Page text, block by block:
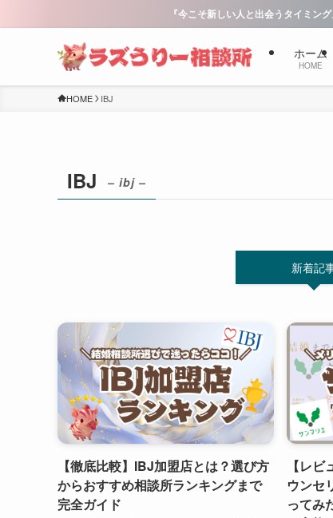
『今こそ新しい人と出会うタイミング』をキャッチコピー
ホーム
HOME
HOME IBJ
IBJ – ibj –
新着記
【徹底比較】IBJ加盟店とは？選び方
からおすすめ相談所ランキングまで
完全ガイド
【レ
ウンセ
ってみ